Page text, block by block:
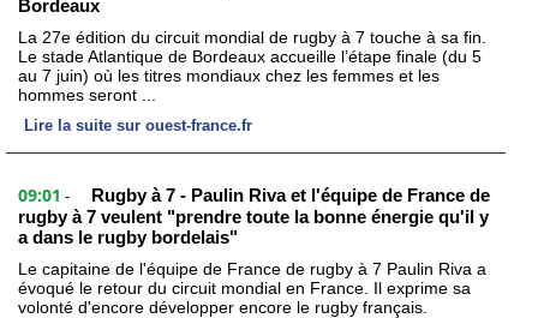
Bordeaux
La 27e édition du circuit mondial de rugby à 7 touche à sa fin.
Le stade Atlantique de Bordeaux accueille l’étape finale (du 5
au 7 juin) où les titres mondiaux chez les femmes et les
hommes seront ...
Lire la suite sur ouest-france.fr
09:01 -
Rugby à 7 - Paulin Riva et l'équipe de France de
rugby à 7 veulent "prendre toute la bonne énergie qu'il y
a dans le rugby bordelais"
Le capitaine de l'équipe de France de rugby à 7 Paulin Riva a
évoqué le retour du circuit mondial en France. Il exprime sa
volonté d'encore développer encore le rugby français.